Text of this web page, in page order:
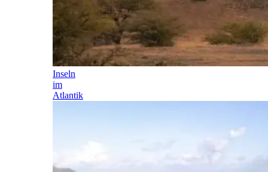
Inseln
im
Atlantik